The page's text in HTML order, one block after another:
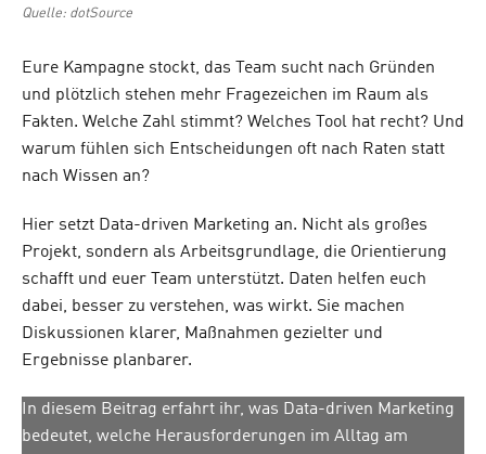
Quelle: dotSource
Eure Kampagne stockt, das Team sucht nach Gründen
und plötzlich stehen mehr Fragezeichen im Raum als
Fakten. Welche Zahl stimmt? Welches Tool hat recht? Und
warum fühlen sich Entscheidungen oft nach Raten statt
nach Wissen an?
Hier setzt Data-driven Marketing an. Nicht als großes
Projekt, sondern als Arbeitsgrundlage, die Orientierung
schafft und euer Team unterstützt. Daten helfen euch
dabei, besser zu verstehen, was wirkt. Sie machen
Diskussionen klarer, Maßnahmen gezielter und
Ergebnisse planbarer.
In diesem Beitrag erfahrt ihr, was Data-driven Marketing
bedeutet, welche Herausforderungen im Alltag am